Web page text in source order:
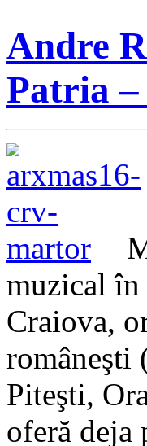
Andre
Patria
muzical în
Craiova,
româneşti
Piteşti,
oferă deja